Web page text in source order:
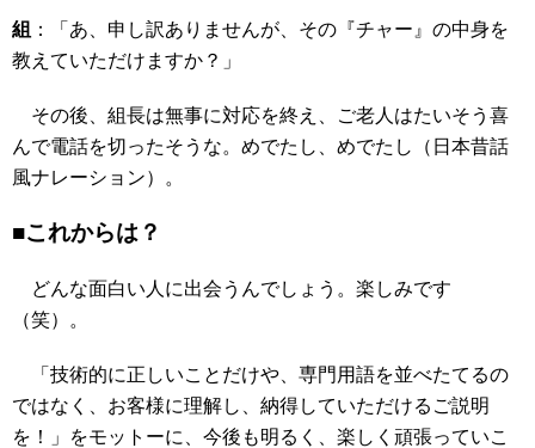
組 ：「あ、申し訳ありませんが、その『チャー』の中身を
教えていただけますか？」
その後、組長は無事に対応を終え、ご老人はたいそう喜
んで電話を切ったそうな。めでたし、めでたし（日本昔話
風ナレーション）。
■これからは？
どんな面白い人に出会うんでしょう。楽しみです
（笑）。
「技術的に正しいことだけや、専門用語を並べたてるの
ではなく、お客様に理解し、納得していただけるご説明
を！」をモットーに、今後も明るく、楽しく頑張っていこ